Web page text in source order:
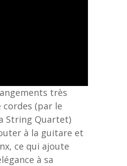
très
cordes (par le
String Quartet)
à la guitare et
ce qui ajoute
à sa